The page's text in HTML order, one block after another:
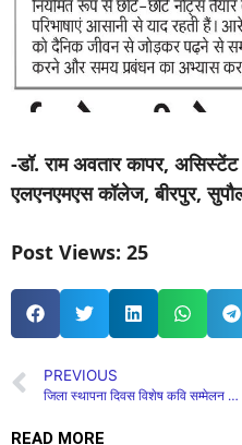
-डॉ. राम अवतार कापर, असिस्टेंट
एलएनएमएस कॉलेज, बीरपुर,
Post Views: 25
PREVIOUS
जिला स्थापना दिवस विशेष कवि सम्मेलन में प्रेम, संघर्ष, राजनीति, प्रशासन रहा केंद्र में
READ MORE